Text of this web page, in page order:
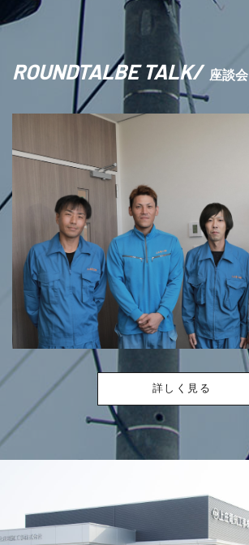
ROUNDTALBE TALK/ 座談会
詳しく見る